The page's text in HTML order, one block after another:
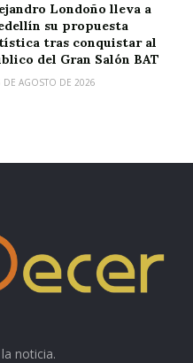
Londoño lleva a
su propuesta
tras conquistar al
del Gran Salón BAT
DE AGOSTO DE 2026
noticia.